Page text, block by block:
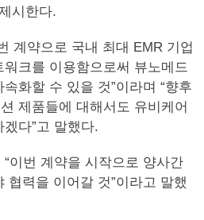
시한다.
계약으로 국내 최대 EMR 기업
크를 이용함으로써 뷰노메드
화할 수 있을 것”이라며 “향후
제품들에 대해서도 유비케어
다”고 말했다.
이번 계약을 시작으로 양사간
협력을 이어갈 것”이라고 말했